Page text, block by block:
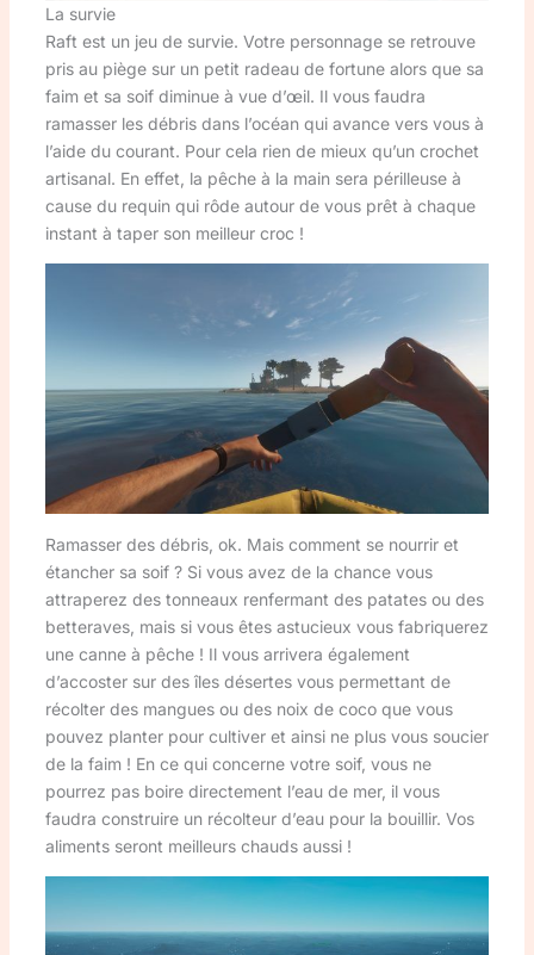
La survie
Raft est un jeu de survie. Votre personnage se retrouve
pris au piège sur un petit radeau de fortune alors que sa
faim et sa soif diminue à vue d’œil. Il vous faudra
ramasser les débris dans l’océan qui avance vers vous à
l’aide du courant. Pour cela rien de mieux qu’un crochet
artisanal. En effet, la pêche à la main sera périlleuse à
cause du requin qui rôde autour de vous prêt à chaque
instant à taper son meilleur croc !
Ramasser des débris, ok. Mais comment se nourrir et
étancher sa soif ? Si vous avez de la chance vous
attraperez des tonneaux renfermant des patates ou des
betteraves, mais si vous êtes astucieux vous fabriquerez
une canne à pêche ! Il vous arrivera également
d’accoster sur des îles désertes vous permettant de
récolter des mangues ou des noix de coco que vous
pouvez planter pour cultiver et ainsi ne plus vous soucier
de la faim ! En ce qui concerne votre soif, vous ne
pourrez pas boire directement l’eau de mer, il vous
faudra construire un récolteur d’eau pour la bouillir. Vos
aliments seront meilleurs chauds aussi !